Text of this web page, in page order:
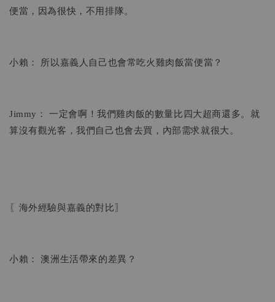
便當，因為很快，不用排隊。
小賴： 所以嘉義人自己也會常吃火雞肉飯當便當？
Jimmy： 一定會啊！我們雞肉飯的數量比四大超商還多。就
算沒有觀光客，我們自己也會去買，內部需求就很大。
〖海外經驗與嘉義的對比〗
小賴： 澳洲生活帶來的差異？